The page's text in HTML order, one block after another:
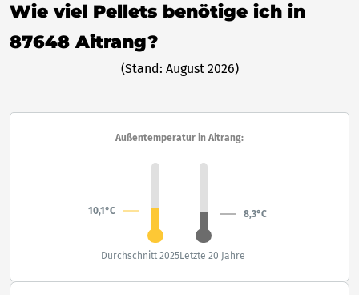
Wie viel Pellets benötige ich in
87648 Aitrang?
(Stand: August 2026)
Außentemperatur in Aitrang:
10,1°C 8,3°C
Durchschnitt 2025Letzte 20 Jahre